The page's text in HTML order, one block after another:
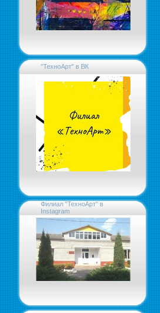
"ТехноАрт" в ВК
Филиал "ТехноАрт" в
Instagram